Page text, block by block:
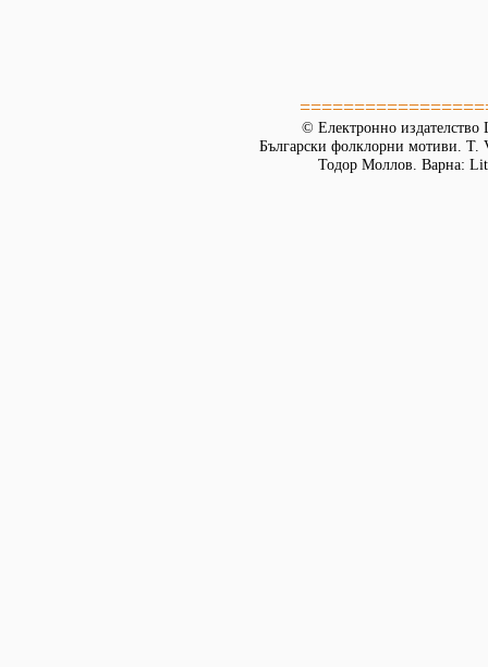
© Електронно издателство
Български фолклорни мотиви. Т.
Тодор Моллов. Варна: